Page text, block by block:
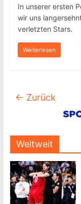
In unserer ersten
wir uns
verletzten Stars.
Weiterlesen
← Zurück
Weltweit